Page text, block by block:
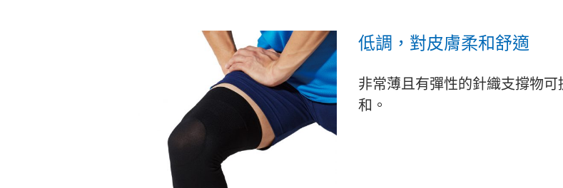
低調，對皮膚柔和舒適
非常薄且有彈性的針織支撐物
和。